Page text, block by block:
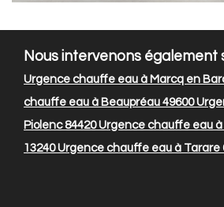
Nous intervenons également
Urgence chauffe eau à Marcq en
chauffe eau à Beaupréau 49600
Piolenc 84420Urgence chauffe eau à
13240Urgence chauffe eau à Tarare